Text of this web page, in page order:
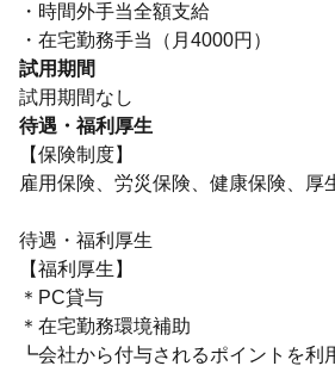
・時間外手当全額支給
・在宅勤務手当（月4000円）
試用期間
試用期間なし
待遇・福利厚生
【保険制度】
雇用保険、労災保険、健康保険、厚
待遇・福利厚生
【福利厚生】
＊PC貸与
＊在宅勤務環境補助
┗会社から付与されるポイントを利